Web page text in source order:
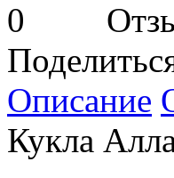
Описание
Кукла